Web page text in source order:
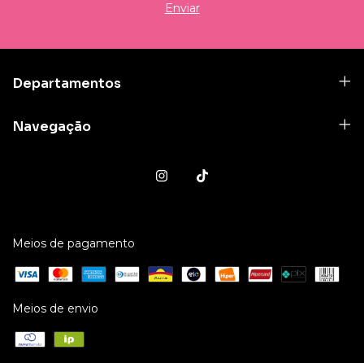
Departamentos
Navegação
Meios de pagamento
Meios de envio